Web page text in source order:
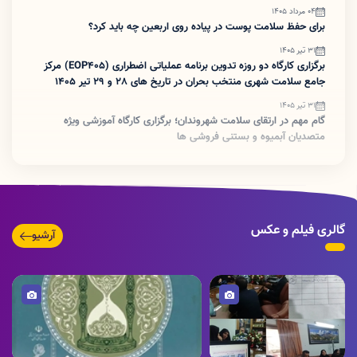
04 مرداد 1405
برای حفظ سلامت پوست در پیاده روی اربعین چه باید کرد؟
31 تیر 1405
برگزاری کارگاه دو روزه تدوین برنامه عملیاتی اضطراری (EOP405) مرکز
جامع سلامت شهری منتخب بحران در تاریخ های 28 و 29 تیر 1405
31 تیر 1405
گام مهم در ارتقای سلامت شهروندان؛ برگزاری کارگاه آموزشی ویژه
متصدیان آبمیوه و بستنی فروشی ها
30 خرداد 1405
02 خرداد 1405
برگزاری کارگاه آموزشی برنامه بیماری های ایدز، هپاتیت و HPV جهت
صنف آرایشگران(بانوان)
06 اردیبهشت 1405
حضور مسئول اورژانس پیش‌بیمارستانی استان لرستان در شهرستان
گالری فیلم و عکس آرشیو